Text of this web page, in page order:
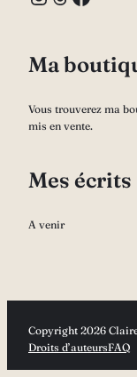
Ma
Vous trouverez ma
mis en vente.
Mes écrits
A venir
Copyright 2026
Droits d’auteursFAQ